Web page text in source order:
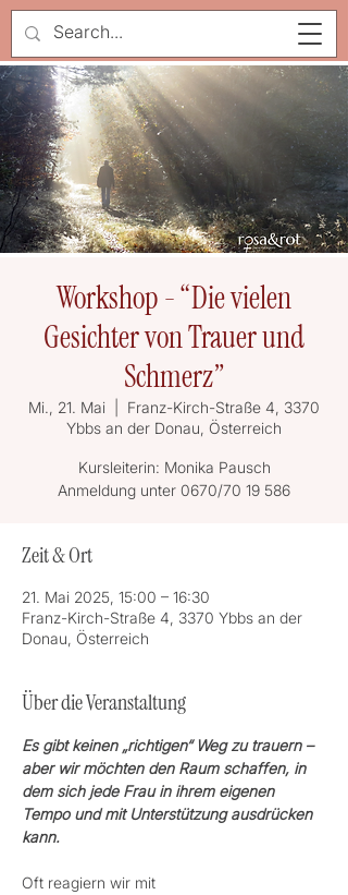
Workshop - “Die vielen
Gesichter von Trauer und
Schmerz”
Mi., 21. Mai
Franz-Kirch-Straße 4, 3370
Ybbs an der Donau, Österreich
Kursleiterin: Monika Pausch
Anmeldung unter 0670/70 19 586
Zeit & Ort
21. Mai 2025, 15:00 – 16:30
Franz-Kirch-Straße 4, 3370 Ybbs an der
Donau, Österreich
Über die Veranstaltung
Es gibt keinen „richtigen“ Weg zu trauern –
aber wir möchten den Raum schaffen, in
dem sich jede Frau in ihrem eigenen
Tempo und mit Unterstützung ausdrücken
kann.
Oft reagiern wir mit